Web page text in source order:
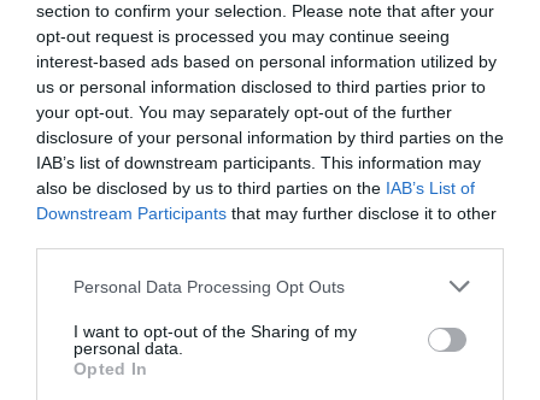
section to confirm your selection. Please note that after your
opt-out request is processed you may continue seeing
interest-based ads based on personal information utilized by
us or personal information disclosed to third parties prior to
your opt-out. You may separately opt-out of the further
disclosure of your personal information by third parties on the
IAB’s list of downstream participants. This information may
also be disclosed by us to third parties on the IAB’s List of
Downstream Participants that may further disclose it to other
Personal Data Processing Opt Outs
I want to opt-out of the Sharing of my
personal data.
Opted In
Orangeà 1.08 km du point 13
Coudoux à 2.10 km du point 14
Coudeuxà 2.10 km du point 14
La Pomme de Pinà 1.49 km du point 14
Chapelle-Sainte-Thecle à 2.41 km du point 15
Laghetà 1.40 km du point 15
Sainte-Theole à 2.41 km du point 15
La Turbie à 2.23 km du point 16
Cap-d"Ailà 2.03 km du point 17
Les Moneghettià 1.30 km du point 18
Facebook Partager cette voie